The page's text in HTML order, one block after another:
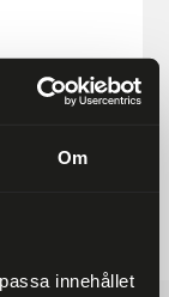
Om
innehållet